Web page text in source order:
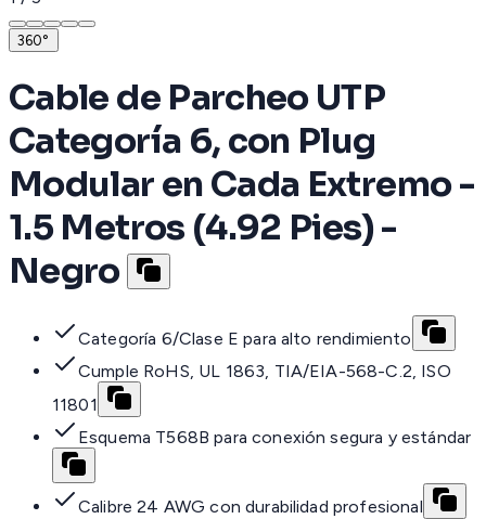
360°
Cable de Parcheo UTP
Categoría 6, con Plug
Modular en Cada Extremo -
1.5 Metros (4.92 Pies) -
Negro
Categoría 6/Clase E para alto rendimiento
Cumple RoHS, UL 1863, TIA/EIA-568-C.2, ISO
11801
Esquema T568B para conexión segura y estándar
Calibre 24 AWG con durabilidad profesional